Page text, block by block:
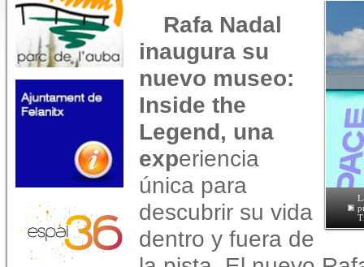
Rafa Nadal
inaugura su
nuevo museo:
Inside the
Legend, una
experiencia
única para
descubrir su vida
dentro y fuera de